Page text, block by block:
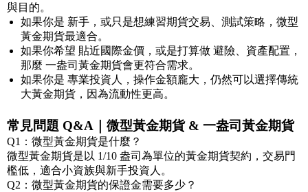
與目的。
如果你是 新手，或只是想練習期貨交易、測試策略，微型
黃金期貨最適合。
如果你希望 貼近國際金價，或是打算做 避險、資產配置，
那麼 一盎司黃金期貨會更符合需求。
如果你是 專業投資人，操作金額龐大，仍然可以選擇傳統
大黃金期貨，因為流動性更高。
常見問題 Q&A｜微型黃金期貨 & 一盎司黃金期貨
Q1：微型黃金期貨是什麼？
微型黃金期貨是以 1/10 盎司為單位的黃金期貨契約，交易門
檻低，適合小資族與新手投資人。
Q2：微型黃金期貨的保證金需要多少？